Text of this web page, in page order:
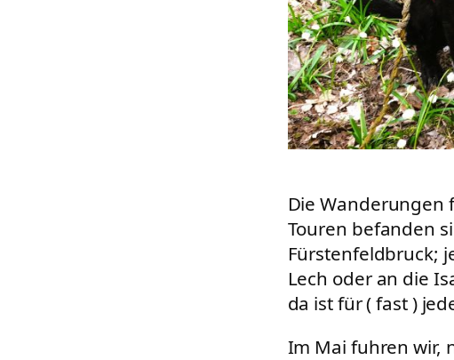
Die Wanderungen
Touren befanden
Fürstenfeldbruck;
Lech oder an die
da ist für ( fast )
Im Mai fuhren wir,